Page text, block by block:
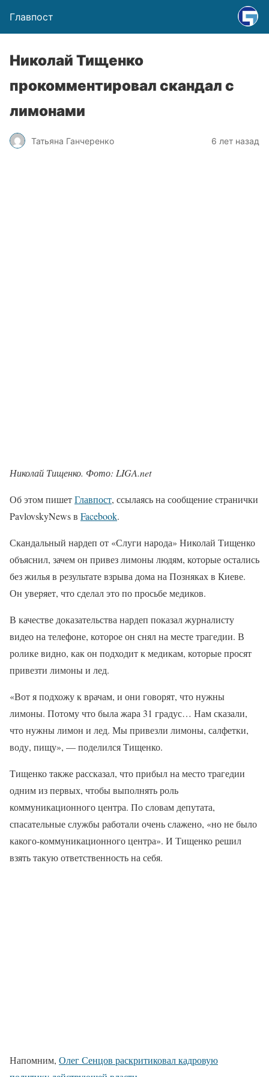
Главпост
Николай Тищенко
прокомментировал скандал с
лимонами
Татьяна Ганчеренко 6 лет назад
Николай Тищенко. Фото: LIGA.net
Об этом пишетГлавпост, ссылаясь на сообщение странички
PavlovskyNews в Facebook.
Скандальный нардеп от «Слуги народа» Николай Тищенко
объяснил, зачем он привез лимоны людям, которые остались
без жилья в результате взрыва дома на Позняках в Киеве.
Он уверяет, что сделал это по просьбе медиков.
В качестве доказательства нардеп показал журналисту
видео на телефоне, которое он снял на месте трагедии. В
ролике видно, как он подходит к медикам, которые просят
привезти лимоны и лед.
«Вот я подхожу к врачам, и они говорят, что нужны
лимоны. Потому что была жара 31 градус… Нам сказали,
что нужны лимон и лед. Мы привезли лимоны, салфетки,
воду, пищу», — поделился Тищенко.
Тищенко также рассказал, что прибыл на место трагедии
одним из первых, чтобы выполнять роль
коммуникационного центра. По словам депутата,
спасательные службы работали очень слажено, «но не было
какого-коммуникационного центра». И Тищенко решил
взять такую ответственность на себя.
Напомним, Олег Сенцов раскритиковал кадровую